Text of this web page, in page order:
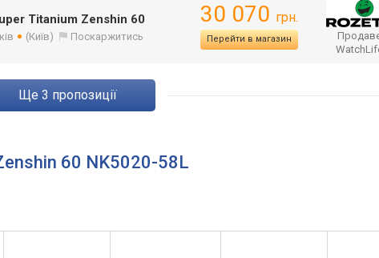
Titanium Zenshin 60
(Київ) Поскаржитись
30 070 грн.
Перейти в магазин
ще 3 пропозиції
60 NK5020-58L